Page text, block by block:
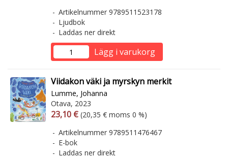
Artikelnummer 9789511523178
Ljudbok
Laddas ner direkt
Lägg i varukorg
Viidakon väki ja myrskyn merkit
Lumme, Johanna
Otava, 2023
Arvonlisäverollinen hinta
23,10 € Arvonlisäveroton hinta
(20,35 € moms 0 %)
Artikelnummer 9789511476467
E-bok
Laddas ner direkt